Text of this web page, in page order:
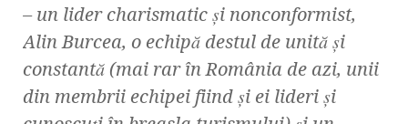
– un lider charismatic şi nonconformist,
Alin Burcea, o echipă destul de unită şi
constantă (mai rar în România de azi, unii
din membrii echipei fiind şi ei lideri şi